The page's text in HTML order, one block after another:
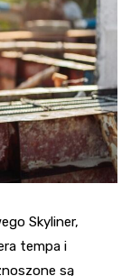
Skyliner,
tempa i
są